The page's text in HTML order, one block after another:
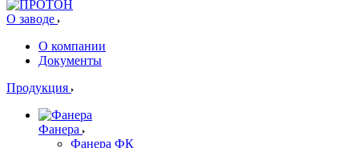
О заводе
О компании
Документы
Продукция
Фанера
Фанера ФК